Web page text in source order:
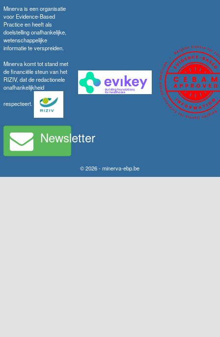
Minerva is een organisatie
voor Evidence-Based
Practice en heeft als
doelstelling onafhankelijke,
wetenschappelijke
informatie te verspreiden.
Minerva komt tot stand met
de financiële steun van het
RIZIV, dat de redactionele
onafhankelijkheid
respecteert.
Newsletter
© 2026 - minerva-ebp.be